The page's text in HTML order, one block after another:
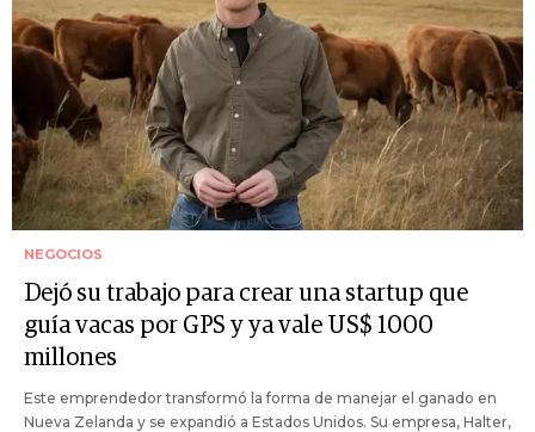
NEGOCIOS
Dejó su trabajo para crear una startup que
guía vacas por GPS y ya vale US$ 1000
millones
Este emprendedor transformó la forma de manejar el ganado en
Nueva Zelanda y se expandió a Estados Unidos. Su empresa, Halter,